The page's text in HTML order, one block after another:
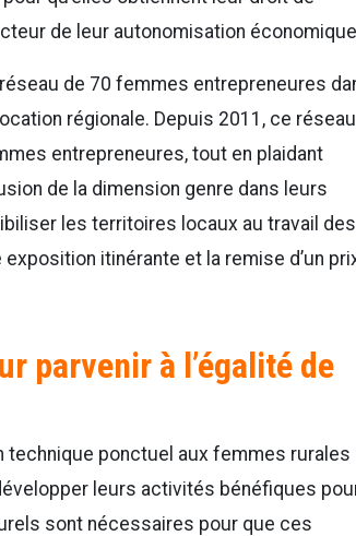
de leur autonomisation
réseau de 70 femmes entrepreneures
régionale. Depuis 2011, ce réseau
entrepreneures, tout en plaidant
de la dimension genre dans leurs
les territoires locaux au travail des
itinérante et la remise d’un
parvenir à l’égalité de
technique ponctuel aux femmes rurales
leurs activités bénéfiques
sont nécessaires pour que ces